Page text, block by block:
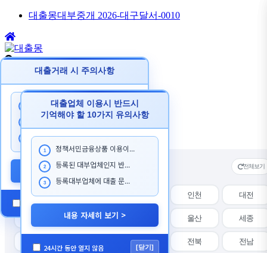
대출거래 시 주의사항
대출 상담시 본인이 대출한...
대출을 목적으로 첫거래 고...
대출몽 담당자를 사칭하...
내용 자세히 보기 >
24시간 동안 열지 않음 [닫기]
대출업체 이용시 반드시
기억해야 할 10가지 유의사항
1 정책서민금융상품 이용이...
2 등록된 대부업체인지 반...
3 등록대부업체에 대출 문...
내용 자세히 보기 >
24시간 동안 열지 않음 [닫기]
대출몽대부중개 2026-대구달서-0010
검색
검색
내지역 대출찾기 N
지역 선택 전체보기
전체 서울 경기 인천 대전
부산 울산 세종
강원 충남 전북 전남